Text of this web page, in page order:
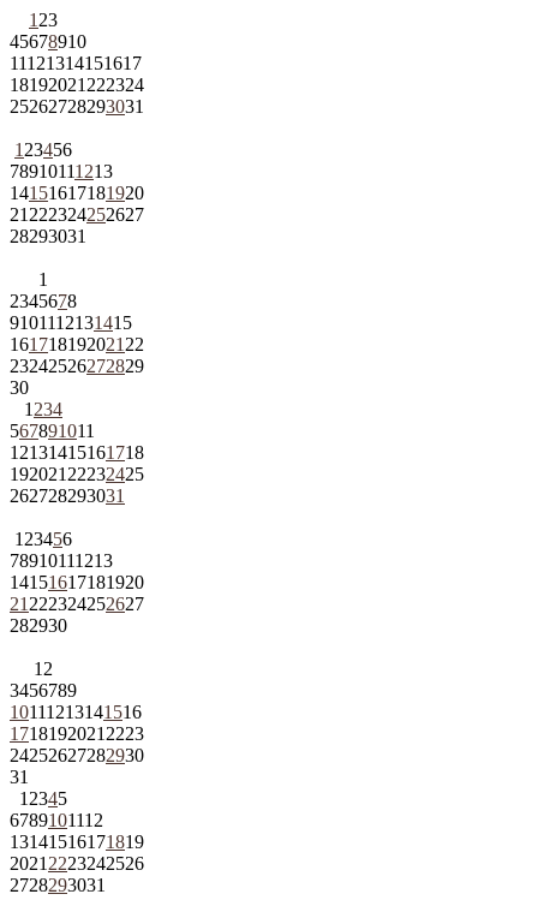
1 23
45678910
11121314151617
18192021 222324
25262728293031
1 23456
78910111213
14151617181920
21 222324252627
28293031
1
2345678
9101112131415
161718192021 22
23242526272829
30
1 234
567891011
12131415161718
192021 22232425
262728293031
1 23456
78910111213
14151617181920
21 222324252627
282930
1 2
3456789
10111213141516
1718192021 2223
24252627282930
31
1 2345
6789101112
13141516171819
2021 2223242526
2728293031